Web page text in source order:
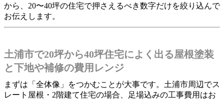
から、20〜40坪の住宅で押さえるべき数字だけを絞り込んで
お伝えします。
土浦市で20坪から40坪住宅によく出る屋根塗装
と下地や補修の費用レンジ
まずは「全体像」をつかむことが大事です。土浦市周辺でス
レート屋根・2階建て住宅の場合、足場込みの工事費用はお